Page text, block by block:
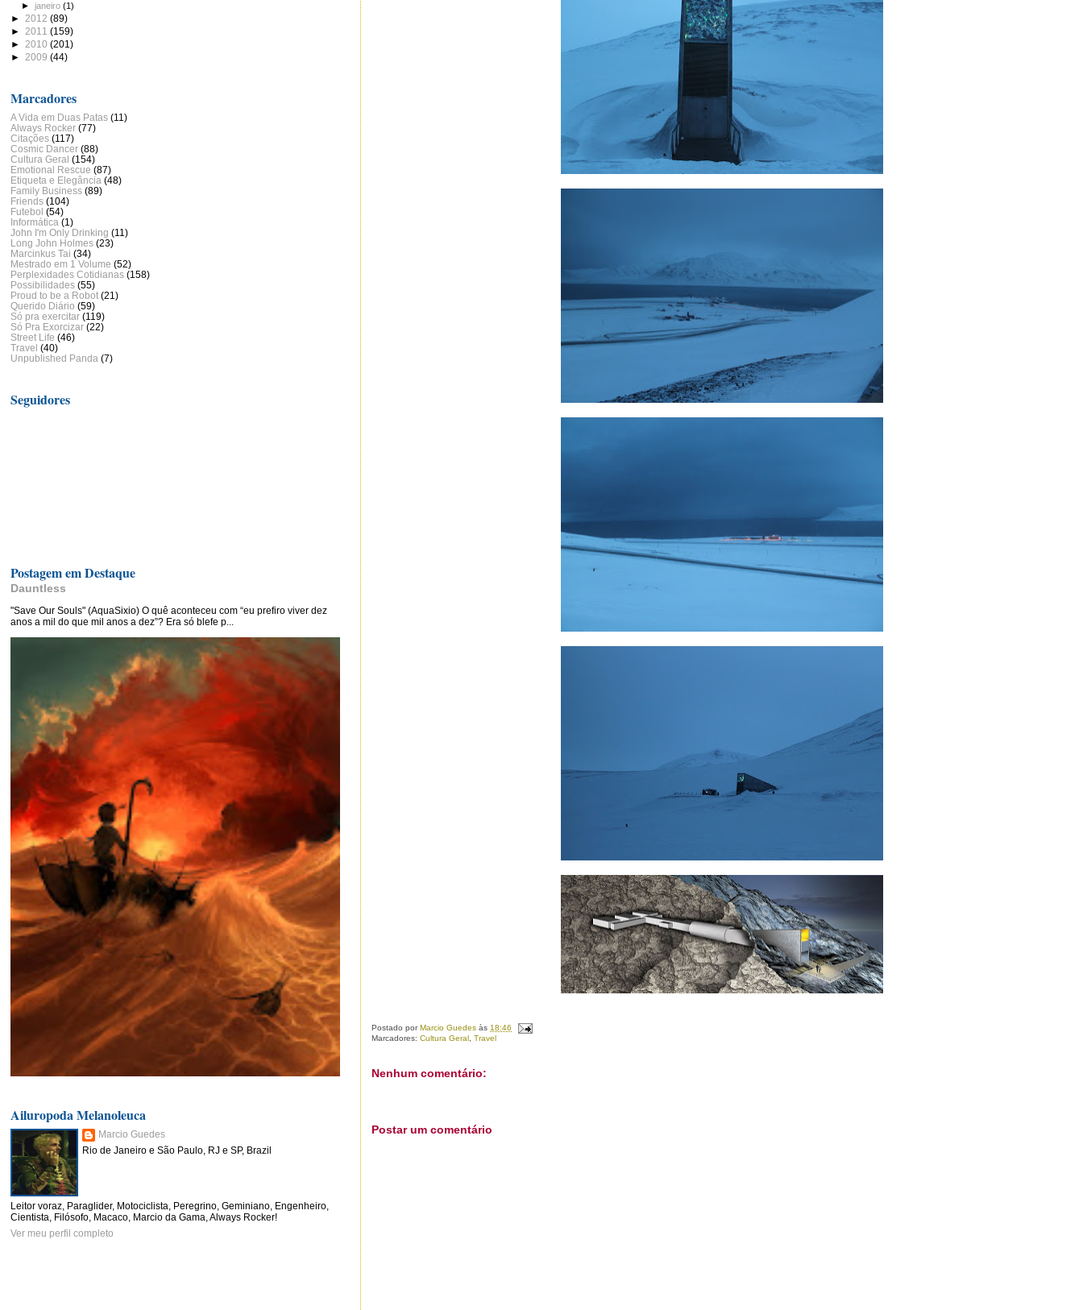
Postado porMarcio Guedes às18:46
Marcadores:Cultura Geral ,Travel
Nenhum comentário:
Postar um comentário
►janeiro(1)
► 2012 (89)
► 2011 (159)
► 2010 (201)
► 2009 (44)
Marcadores
A Vida em Duas Patas (11)
Always Rocker (77)
Citações (117)
Cosmic Dancer (88)
Cultura Geral (154)
Emotional Rescue (87)
Etiqueta e Elegância (48)
Family Business (89)
Friends (104)
Futebol (54)
Informática (1)
John I'm Only Drinking (11)
Long John Holmes (23)
Marcinkus Tai (34)
Mestrado em 1 Volume (52)
Perplexidades Cotidianas (158)
Possibilidades (55)
Proud to be a Robot (21)
Querido Diário (59)
Só pra exercitar (119)
Só Pra Exorcizar (22)
Street Life (46)
Travel (40)
Unpublished Panda (7)
Seguidores
Postagem em Destaque
Dauntless
"Save Our Souls" (AquaSixio) O quê aconteceu com “eu prefiro viver dez
anos a mil do que mil anos a dez”? Era só blefe p...
Ailuropoda Melanoleuca
Marcio Guedes
Rio de Janeiro e São Paulo, RJ e SP, Brazil
Leitor voraz, Paraglider, Motociclista, Peregrino, Geminiano, Engenheiro,
Cientista, Filósofo, Macaco, Marcio da Gama, Always Rocker!
Ver meu perfil completo